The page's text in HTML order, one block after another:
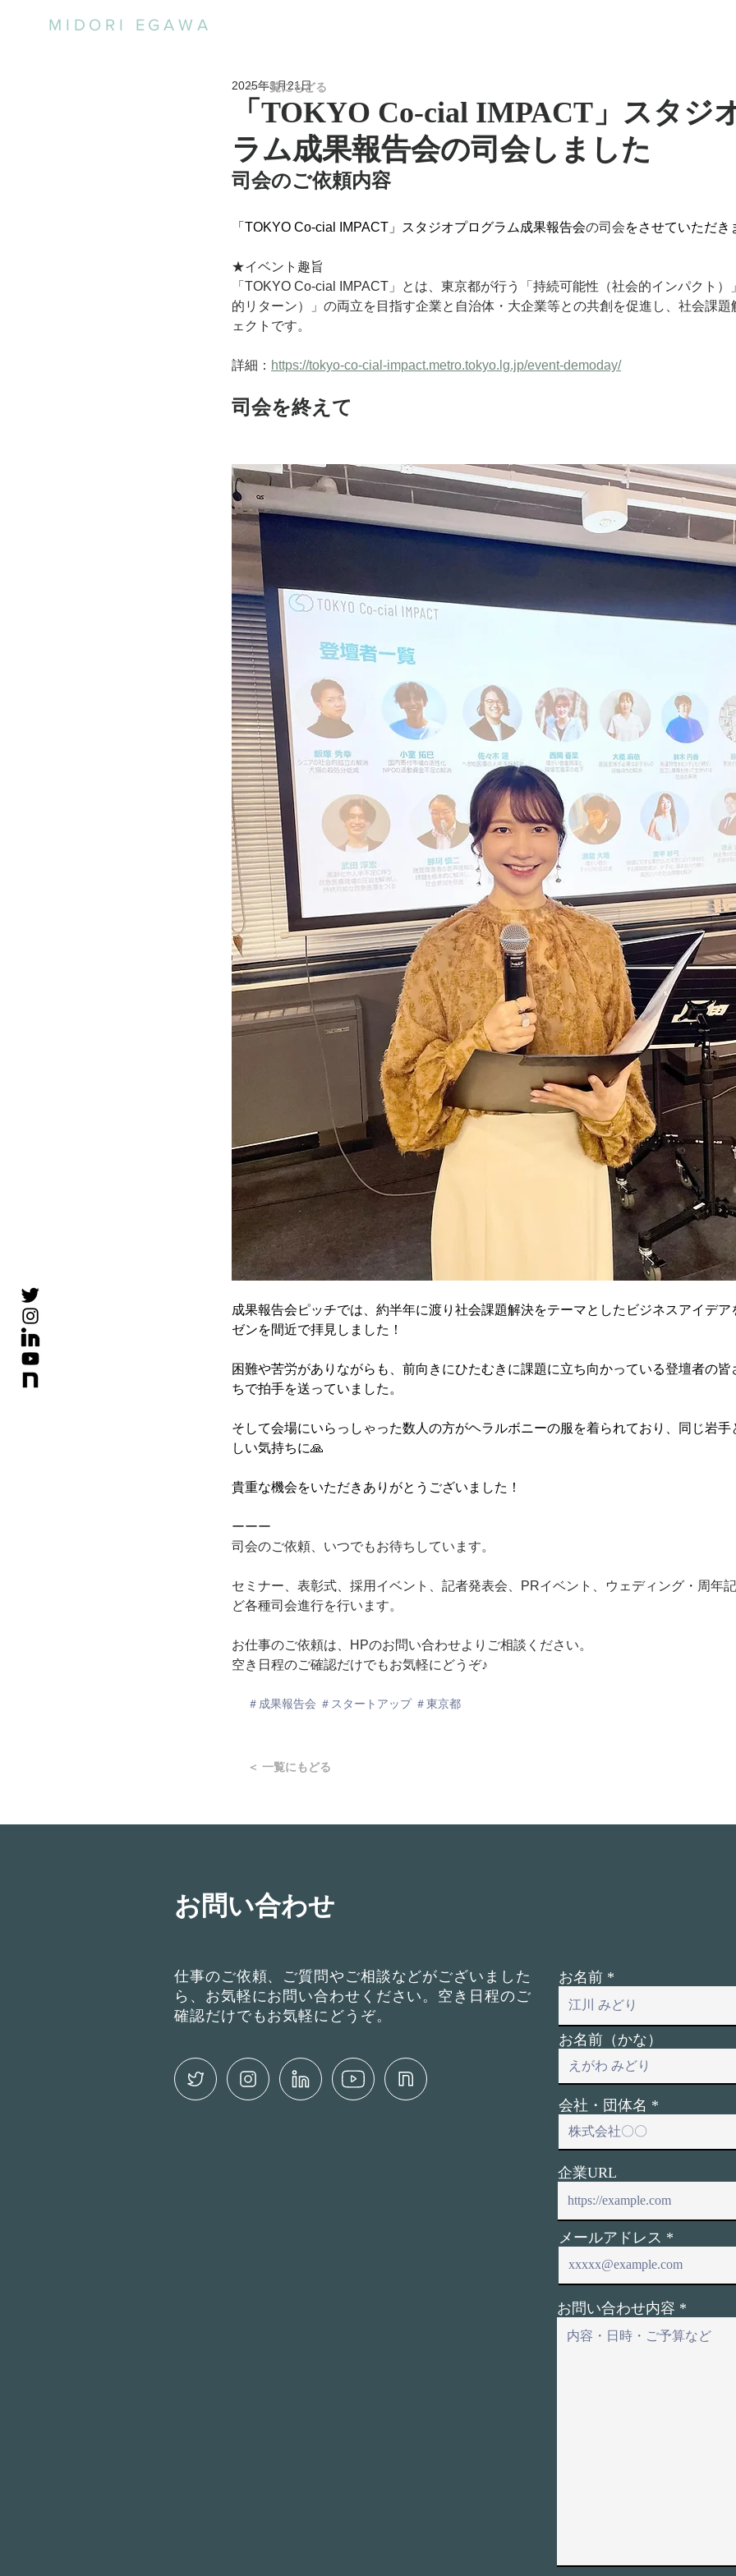
MIDORI EGAWA
「TOKYO Co-cial IMPACT」スタジ
ラム成果報告会の司会しました
2025年3月21日
司会のご依頼内容
「TOKYO Co-cial IMPACT」スタジオプログラム成果報告会の司会をさせていただき
★イベント趣旨
「TOKYO Co-cial IMPACT」とは、東京都が行う「持続可能性（社会的インパクト）
的リターン）」の両立を目指す企業と自治体・大企業等との共創を促進し、社会課題
ェクトです。
詳細： https://tokyo-co-cial-impact.metro.tokyo.lg.jp/event-demoday/
司会を終えて
成果報告会ピッチでは、約半年に渡り社会課題解決をテーマとしたビジネスアイデア
ゼンを間近で拝見しました！
困難や苦労がありながらも、前向きにひたむきに課題に立ち向かっている登壇者の皆
ちで拍手を送っていました。
そして会場にいらっしゃった数人の方がヘラルボニーの服を着られており、同じ岩手
しい気持ちに🙏
貴重な機会をいただきありがとうございました！
ーーー
司会のご依頼、いつでもお待ちしています。
セミナー、表彰式、採用イベント、記者発表会、PRイベント、ウェディング・周年
ど各種司会進行を行います。
お仕事のご依頼は、HPのお問い合わせよりご相談ください。
空き日程のご確認だけでもお気軽にどうぞ♪
＜ 一覧にもどる
＃成果報告会 ＃スタートアップ ＃東京都
＜ 一覧にもどる
お問い合わせ
仕事のご依頼、ご質問やご相談などがございました
ら、お気軽にお問い合わせください。空き日程のご
確認だけでもお気軽にどうぞ。
お名前
お名前（かな）
会社・団体名
企業URL
メールアドレス
お問い合わせ内容